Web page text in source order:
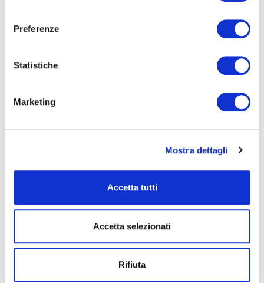
Preferenze
Statistiche
Marketing
Mostra dettagli
Accetta tutti
Accetta selezionati
Rifiuta
CONSIGLI PER ALLONTANARE
(parte 1)